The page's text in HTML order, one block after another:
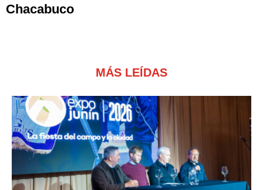
Chacabuco
MÁS LEÍDAS